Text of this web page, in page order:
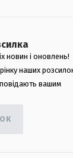
новин і оновлень!
наших
вашим